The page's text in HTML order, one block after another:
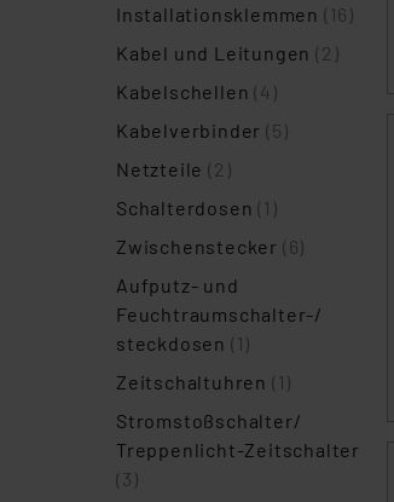
Installationsklemmen (16)
Kabel und Leitungen(2)
Kabelschellen(4)
Kabelverbinder(5)
Netzteile (2)
Schalterdosen(1)
Zwischenstecker (6)
Aufputz- und
Feuchtraumschalter-/
steckdosen (1)
Zeitschaltuhren (1)
Stromstoßschalter/
Treppenlicht-Zeitschalter
(3)